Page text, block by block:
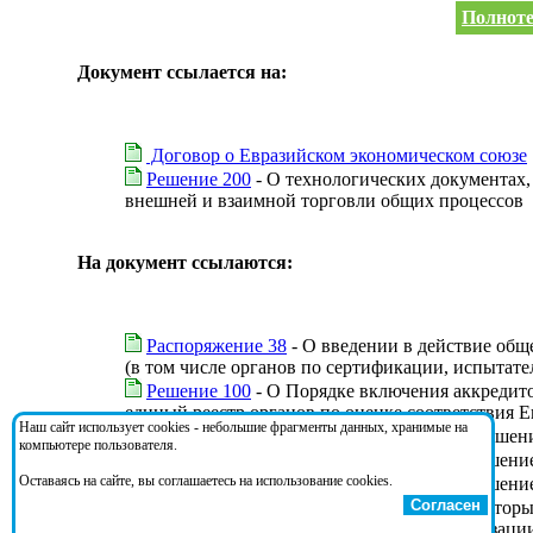
Документ ссылается на:
Договор о Евразийском экономическом союзе
Решение 200 - О технологических
внешней и взаимной торговли общих процессов
На документ ссылаются:
Распоряжение 38 - О введении в действие
(в том числе органов по сертификации,
Решение 100 - О Порядке включения
единый реестр органов по оценке соответствия
Решение 183- О внесении изменений в
- О внесении изменений в
Решение 62- О внесении изменений в
- О внесении изменений в
информационное взаимодействие при
Наш сайт использует cookies - небольшие фрагменты данных, хранимые на
компьютере пользователя.
Оставаясь на сайте, вы соглашаетесь на использование cookies.
Согласен